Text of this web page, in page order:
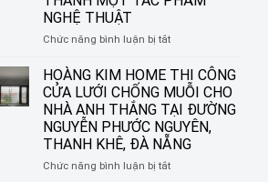
NHỮNG
CỬA
ĐẠI
CÔNG
SÁO
TẠI
ĐƯỜNG
NGUYỄN
SINH
SẮC,
LIÊN
CHIỂU,
NGHỆ THUẬT
Chức năng bình luận bị tắtở
CUỐN
IN
TRANH
HOÀNG
KIM
HOME
–
HOÀNG KIM HOME THI CÔNG
CỬA LƯỚI CHỐNG MUỖI CHO
NHÀ ANH THẮNG TẠI ĐƯỜNG
NGUYỄN PHƯỚC NGUYÊN,
THANH KHÊ, ĐÀ NẴNG
Chức năng bình luận bị tắtở